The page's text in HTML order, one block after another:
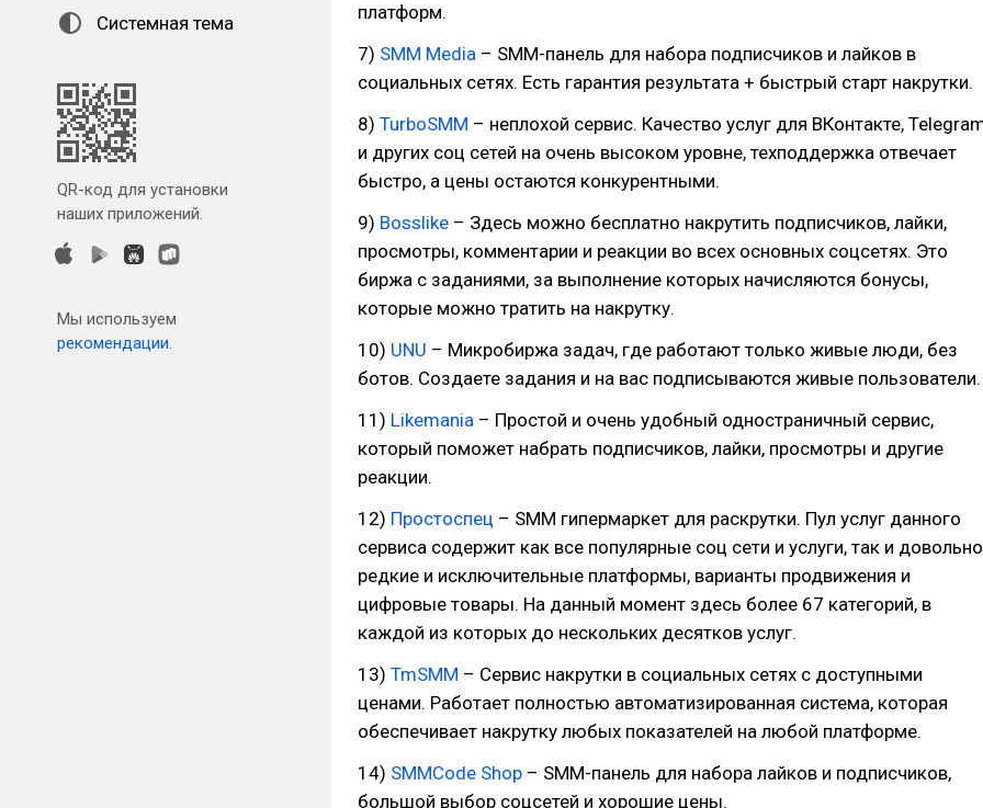
Системная тема
QR-код для установки
наших приложений.
Мы используем
рекомендации.
платформ.
7) SMM Media – SMM-панель для набора подписчиков и лайков в
социальных сетях. Есть гарантия результата + быстрый старт накрутки.
8) TurboSMM – неплохой сервис. Качество услуг для ВКонтакте,
и других соц сетей на очень высоком уровне, техподдержка отвечает
быстро, а цены остаются конкурентными.
9) Bosslike – Здесь можно бесплатно накрутить подписчиков, лайки,
просмотры, комментарии и реакции во всех основных соцсетях. Это
биржа с заданиями, за выполнение которых начисляются бонусы,
которые можно тратить на накрутку.
10) UNU – Микробиржа задач, где работают только живые люди, без
ботов. Создаете задания и на вас подписываются живые пользователи.
11) Likemania – Простой и очень удобный одностраничный сервис,
который поможет набрать подписчиков, лайки, просмотры и другие
реакции.
12) Простоспец – SMM гипермаркет для раскрутки. Пул услуг данного
сервиса содержит как все популярные соц сети и услуги, так и довольно
редкие и исключительные платформы, варианты продвижения и
цифровые товары. На данный момент здесь более 67 категорий, в
каждой из которых до нескольких десятков услуг.
13) TmSMM – Сервис накрутки в социальных сетях с доступными
ценами. Работает полностью автоматизированная система, которая
обеспечивает накрутку любых показателей на любой платформе.
14) SMMCode Shop – SMM-панель для набора лайков и подписчиков,
большой выбор соцсетей и хорошие цены.